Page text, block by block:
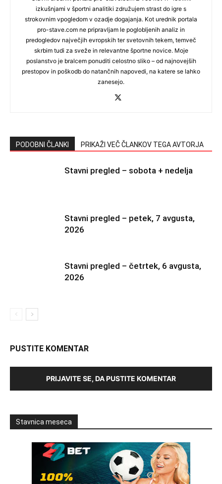
izkušnjami v športni analitiki združujem strast do igre s
strokovnim vpogledom v ozadje dogajanja. Kot urednik portala
pro-stave.com ne pripravljam le poglobljenih analiz in
predogledov največjih evropskih ter svetovnih tekem, temveč
skrbim tudi za sveže in relevantne športne novice. Moje
poslanstvo je bralcem ponuditi celostno sliko – od najnovejših
prestopov in poškodb do natančnih napovedi, na katere se lahko
zanesejo.
PODOBNI ČLANKI PRIKAŽI VEČ ČLANKOV TEGA AVTORJA
Stavni pregled – sobota + nedelja
Stavni pregled – petek, 7 avgusta,
2026
Stavni pregled – četrtek, 6 avgusta,
2026
PUSTITE KOMENTAR
PRIJAVITE SE, DA PUSTITE KOMENTAR
Stavnica meseca